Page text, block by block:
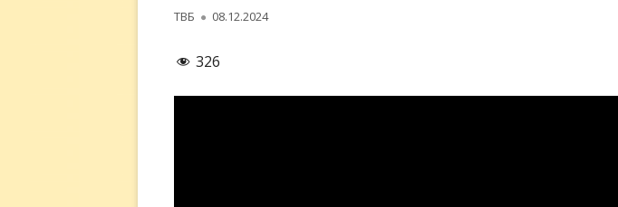
Автор
ТВБ Опубликовано
08.12.2024
326